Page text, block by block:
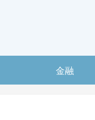
金融